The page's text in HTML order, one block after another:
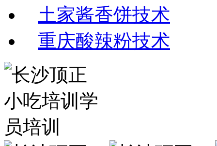
土家酱香饼技术
重庆酸辣粉技术